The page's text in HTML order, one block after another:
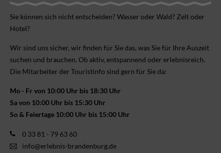
Sie können sich nicht ent­scheiden? Wasser oder Wald? Zelt oder
Hotel?
Wir sind uns sicher, wir finden für Sie das, was Sie für Ihre Aus­zeit
suchen und brauchen. Ob aktiv, ent­spannend oder erlebnis­reich.
Die Mitarbeiter der Touristinfo sind gern für Sie da:
Mo - Fr von 10:00 Uhr bis 18:30 Uhr
Sa von 10:00 Uhr bis 15:30 Uhr
So & Feiertage 10:00 Uhr bis 15:00 Uhr
0 33 81 - 79 63 60
info@erlebnis-brandenburg.de